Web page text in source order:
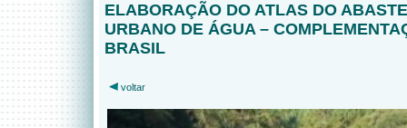
ELABORAÇÃO DO ATLAS DO
URBANO DE ÁGUA –
BRASIL
voltar